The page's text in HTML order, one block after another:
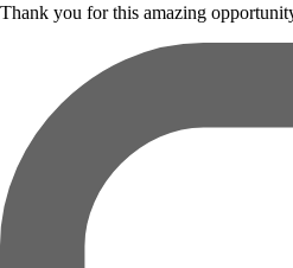
Thank you for this amazing